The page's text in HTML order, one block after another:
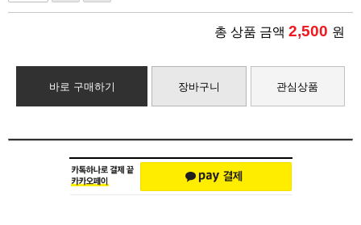
총 상품 금액 2,500 원
바로 구매하기 장바구니 관심상품